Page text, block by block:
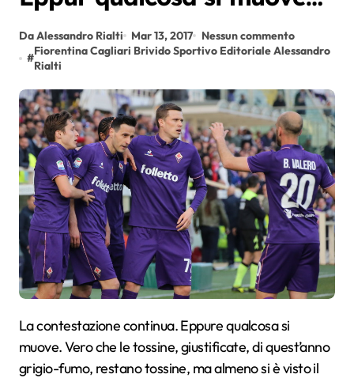
Da Alessandro Rialti Mar 13, 2017
Nessun commento
#
Fiorentina Cagliari Brivido Sportivo Editoriale Alessandro
Rialti
La contestazione continua. Eppure qualcosa si
muove. Vero che le tossine, giustificate, di quest’anno
grigio-fumo, restano tossine, ma almeno si è visto il